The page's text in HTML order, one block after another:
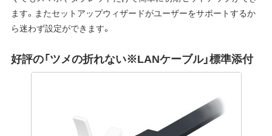
ます。またセットアップウィザードがユーザーをサポートするか
ら迷わず設定ができます。
好評の「ツメの折れない※LANケーブル」標準添付